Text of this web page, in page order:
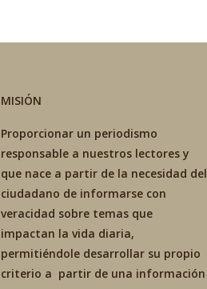
MISIÓN
Proporcionar un periodismo
responsable a nuestros lectores y
que nace a partir de la necesidad del
ciudadano de informarse con
veracidad sobre temas que
impactan la vida diaria,
permitiéndole desarrollar su propio
criterio a partir de una información